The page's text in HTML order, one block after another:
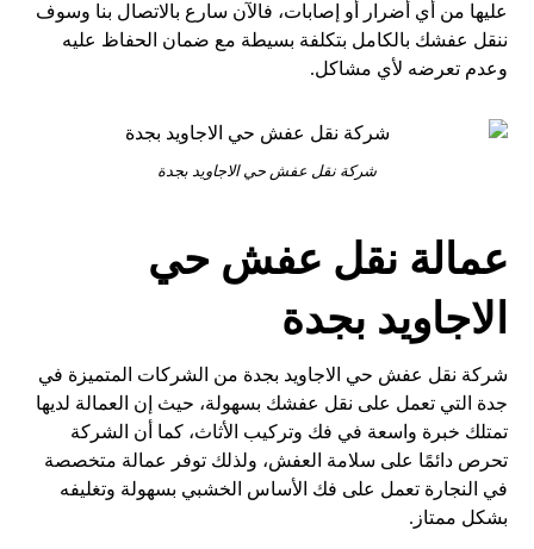
عليها من أي أضرار أو إصابات، فالآن سارع بالاتصال بنا وسوف
ننقل عفشك بالكامل بتكلفة بسيطة مع ضمان الحفاظ عليه
وعدم تعرضه لأي مشاكل.
شركة نقل عفش حي الاجاويد بجدة
عمالة نقل عفش حي
الاجاويد بجدة
شركة نقل عفش حي الاجاويد بجدة من الشركات المتميزة في
جدة التي تعمل على نقل عفشك بسهولة، حيث إن العمالة لديها
تمتلك خبرة واسعة في فك وتركيب الأثاث، كما أن الشركة
تحرص دائمًا على سلامة العفش، ولذلك توفر عمالة متخصصة
في النجارة تعمل على فك الأساس الخشبي بسهولة وتغليفه
بشكل ممتاز.